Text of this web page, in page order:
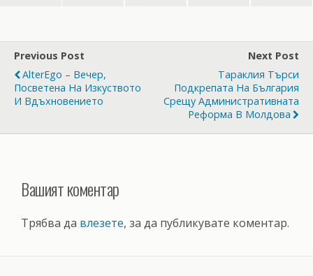
Previous Post
AlterEgo – Вечер,
Посветена На Изкуството
И Вдъхновението
Next Post
Тараклия Търси
Подкрепата На България
Срещу Административната
Реформа В Молдова
Вашият коментар
Трябва да влезете, за да публикувате коментар.